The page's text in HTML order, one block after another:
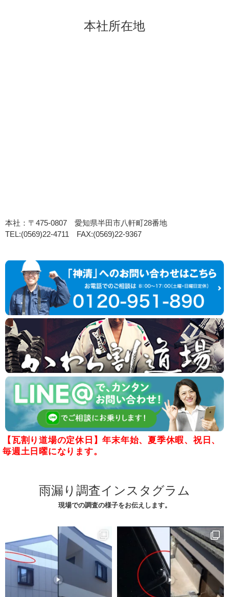
本社所在地
本社：〒475-0807 愛知県半田市八軒町28番地
TEL:(0569)22-4711 FAX:(0569)22-9367
【瓦割り道場の定休日】年末年始、夏季休暇、祝日、
毎週土日曜になります。
雨漏り調査インスタグラム
現場での調査の様子をお伝えします。